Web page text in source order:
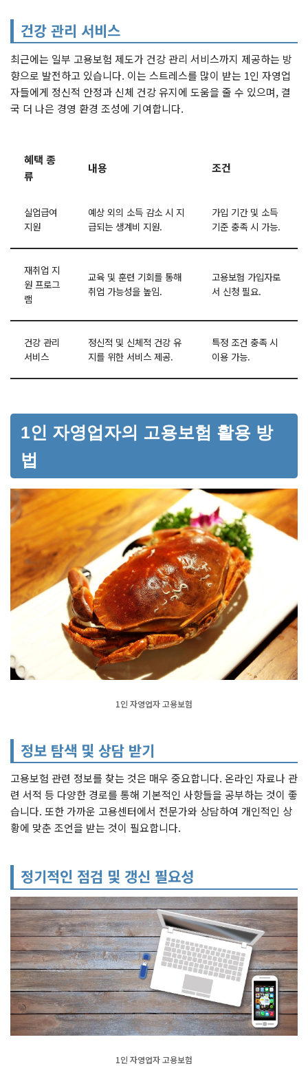
건강 관리 서비스
최근에는 일부 고용보험 제도가 건강 관리 서비스까지 제공하는 방
향으로 발전하고 있습니다. 이는 스트레스를 많이 받는 1인 자영업
자들에게 정신적 안정과 신체 건강 유지에 도움을 줄 수 있으며, 결
국 더 나은 경영 환경 조성에 기여합니다.
혜택 종
류
내용 조건
실업급여
지원
예상 외의 소득 감소 시 지
급되는 생계비 지원.
가입 기간 및 소득
기준 충족 시 가능.
재취업 지
원 프로그
램
교육 및 훈련 기회를 통해
취업 가능성을 높임.
고용보험 가입자로
서 신청 필요.
건강 관리
서비스
정신적 및 신체적 건강 유
지를 위한 서비스 제공.
특정 조건 충족 시
이용 가능.
1인 자영업자의 고용보험 활용 방
법
1인 자영업자 고용보험
정보 탐색 및 상담 받기
고용보험 관련 정보를 찾는 것은 매우 중요합니다. 온라인 자료나 관
련 서적 등 다양한 경로를 통해 기본적인 사항들을 공부하는 것이 좋
습니다. 또한 가까운 고용센터에서 전문가와 상담하여 개인적인 상
황에 맞춘 조언을 받는 것이 필요합니다.
정기적인 점검 및 갱신 필요성
1인 자영업자 고용보험